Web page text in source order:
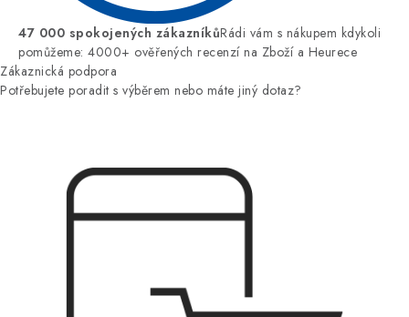
47 000 spokojených zákazníkůRádi vám s nákupem kdykoli
pomůžeme: 4000+ ověřených recenzí na Zboží a Heurece
Zákaznická podpora
Potřebujete poradit s výběrem nebo máte jiný dotaz?